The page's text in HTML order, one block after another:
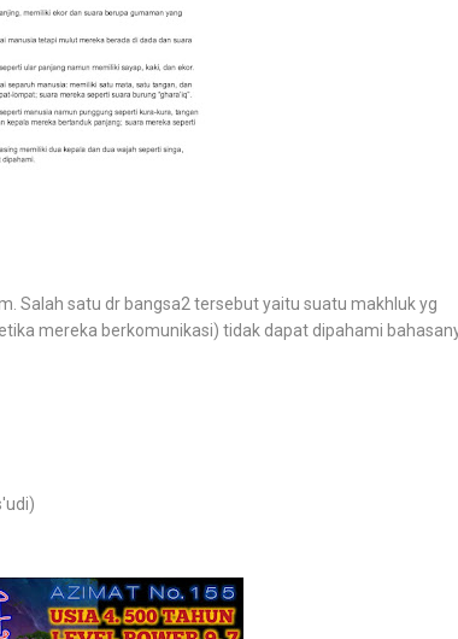
Salah satu dr bangsa2 tersebut yaitu suatu makhluk yg
mereka berkomunikasi) tidak dapat dipahami